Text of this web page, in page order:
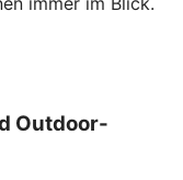
Outdoor-